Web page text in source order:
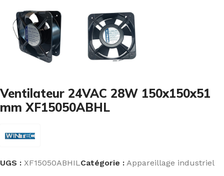
Ventilateur 24VAC 28W 150x150x51
mm XF15050ABHL
UGS : XF15050ABHILCatégorie : Appareillage industriel